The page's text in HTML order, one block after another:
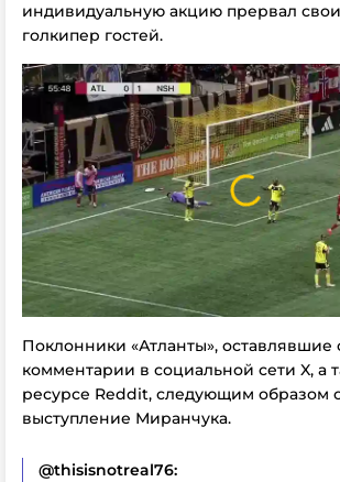
индивидуальную акцию прервал
голкипер гостей.
Поклонники «Атланты», оставлявшие
комментарии в социальной сети X, а
ресурсе Reddit, следующим образом
выступление Миранчука.
@thisisnotreal76: